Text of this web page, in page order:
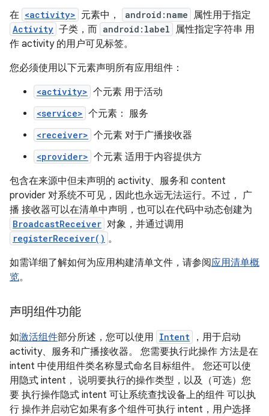
在 <activity> 元素中， android:name 属性用于指定
Activity 子类，而 android:label 属性指定字符串 用
作 activity 的用户可见标签。
您必须使用以下元素声明所有应用组件：
<activity> 个元素 用于活动
<service> 个元素： 服务
<receiver> 个元素 对于广播接收器
<provider> 个元素 适用于内容提供方
包含在来源中但未声明的 activity、服务和 content
provider 对系统不可见，因此也永远无法运行。不过， 广
播 接收器可以在清单中声明，也可以在代码中动态创建为
BroadcastReceiver 对象，并通过调用
registerReceiver() 。
如需详细了解如何为应用构建清单文件，请参阅应用清单概
览。
声明组件功能
如激活组件部分所述，您可以使用 Intent
，用于启动
activity、服务和广播接收器。 您需要执行此操作 方法是在
intent 中使用组件类名称显式命名目标组件。 您还可以使
用隐式 intent， 说明要执行的操作类型，以及（可选）您
要 执行操作隐式 intent 可让系统查找设备上的组件 可以执
行 操作并启动它如果有多个组件可执行 intent，用户选择